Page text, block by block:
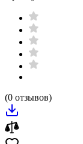
(0 отзывов)